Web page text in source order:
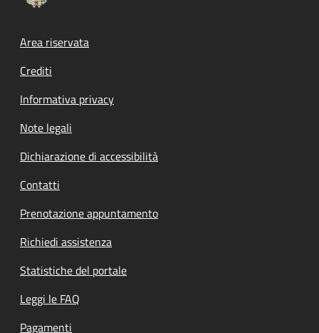
Footer menu
Area riservata
Crediti
Informativa privacy
Note legali
Dichiarazione di accessibilità
Contatti
Prenotazione appuntamento
Richiedi assistenza
Statistiche del portale
Leggi le FAQ
Pagamenti